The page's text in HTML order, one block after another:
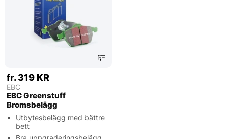
fr. 319 KR
EBC
EBC Greenstuff
Bromsbelägg
Utbytesbelägg med bättre
bett